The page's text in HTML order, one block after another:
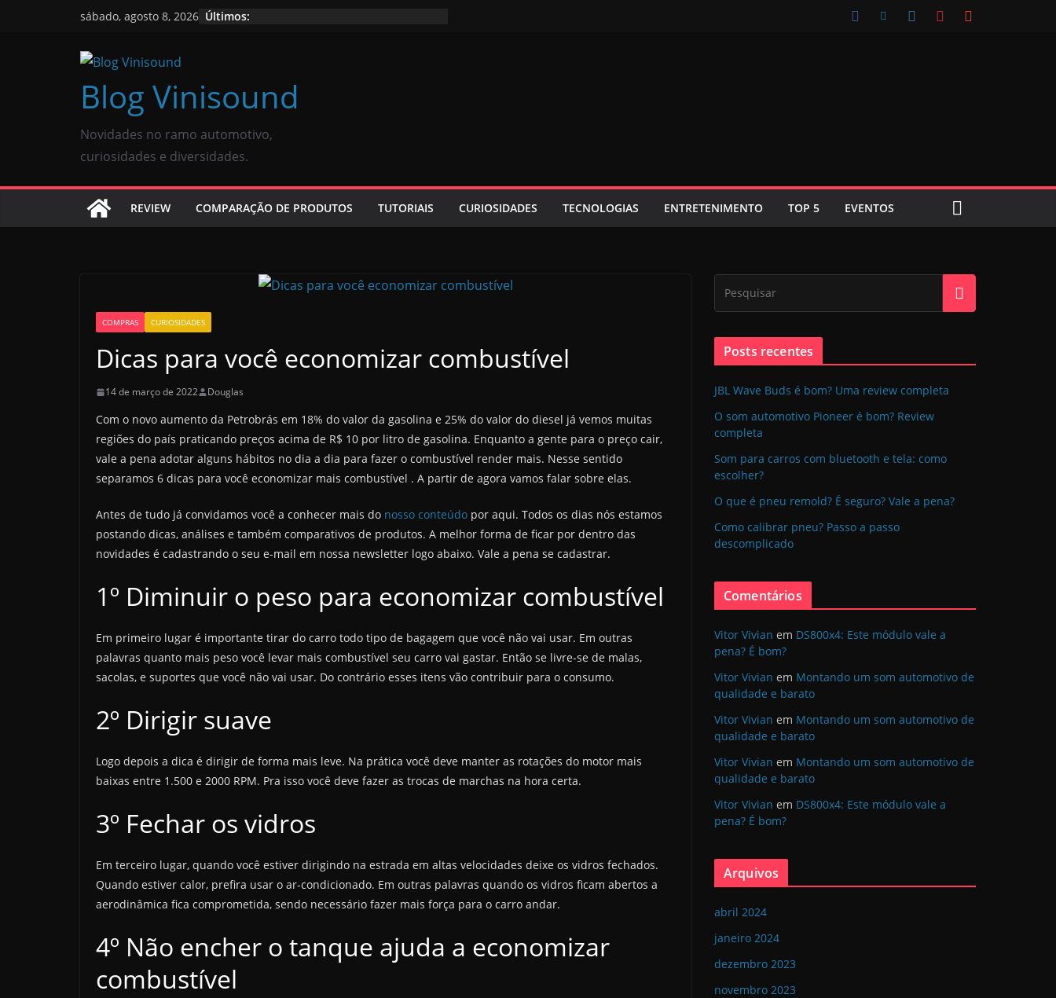
sábado, agosto 8, 2026 Últimos:
Blog Vinisound
Novidades no ramo automotivo,
curiosidades e diversidades.
REVIEW COMPARAÇÃO DE PRODUTOS TUTORIAIS CURIOSIDADES TECNOLOGIAS ENTRETENIMENTO TOP 5 EVENTOS
COMPRAS CURIOSIDADES
Dicas para você economizar combustível
14 de março de 2022 Douglas
Com o novo aumento da Petrobrás em 18% do valor da gasolina e 25% do valor do diesel já vemos muitas
regiões do país praticando preços acima de R$ 10 por litro de gasolina. Enquanto a gente para o preço cair,
vale a pena adotar alguns hábitos no dia a dia para fazer o combustível render mais. Nesse sentido
separamos 6 dicas para você economizar mais combustível . A partir de agora vamos falar sobre elas.
Antes de tudo já convidamos você a conhecer mais do nosso conteúdo por aqui. Todos os dias nós estamos
postando dicas, análises e também comparativos de produtos. A melhor forma de ficar por dentro das
novidades é cadastrando o seu e-mail em nossa newsletter logo abaixo. Vale a pena se cadastrar.
1º Diminuir o peso para economizar combustível
Em primeiro lugar é importante tirar do carro todo tipo de bagagem que você não vai usar. Em outras
palavras quanto mais peso você levar mais combustível seu carro vai gastar. Então se livre-se de malas,
sacolas, e suportes que você não vai usar. Do contrário esses itens vão contribuir para o consumo.
2º Dirigir suave
Logo depois a dica é dirigir de forma mais leve. Na prática você deve manter as rotações do motor mais
baixas entre 1.500 e 2000 RPM. Pra isso você deve fazer as trocas de marchas na hora certa.
3º Fechar os vidros
Em terceiro lugar, quando você estiver dirigindo na estrada em altas velocidades deixe os vidros fechados.
Quando estiver calor, prefira usar o ar-condicionado. Em outras palavras quando os vidros ficam abertos a
aerodinâmica fica comprometida, sendo necessário fazer mais força para o carro andar.
4º Não encher o tanque ajuda a economizar
combustível
Posts recentes
JBL Wave Buds é bom? Uma review completa
O som automotivo Pioneer é bom? Review
completa
Som para carros com bluetooth e tela: como
escolher?
O que é pneu remold? É seguro? Vale a pena?
Como calibrar pneu? Passo a passo
descomplicado
Comentários
Vitor Vivian em DS800x4: Este módulo vale a
pena? É bom?
Vitor Vivian em Montando um som automotivo de
qualidade e barato
Vitor Vivian em Montando um som automotivo de
qualidade e barato
Vitor Vivian em Montando um som automotivo de
qualidade e barato
Vitor Vivian em DS800x4: Este módulo vale a
pena? É bom?
Arquivos
abril 2024
janeiro 2024
dezembro 2023
novembro 2023